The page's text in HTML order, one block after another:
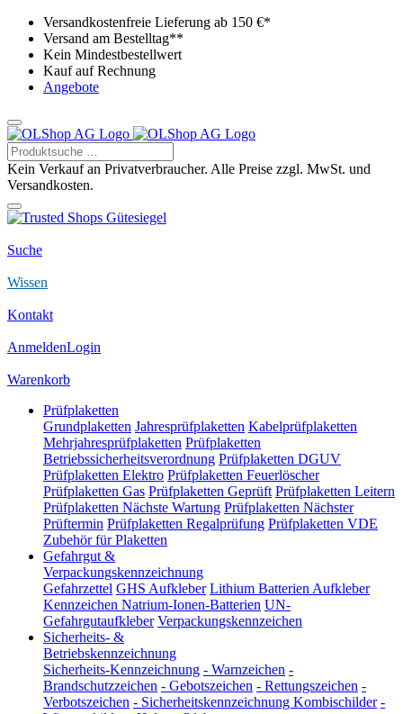
Versandkostenfreie Lieferung ab 150 €*
Versand am Bestelltag**
Kein Mindestbestellwert
Kauf auf Rechnung
Angebote
Kein Verkauf an Privatverbraucher. Alle Preise zzgl. MwSt. und
Versandkosten.
Suche
Wissen
Kontakt
AnmeldenLogin
Warenkorb
Prüfplaketten
Grundplaketten Jahresprüfplaketten Kabelprüfplaketten
Mehrjahresprüfplaketten Prüfplaketten
Betriebssicherheitsverordnung Prüfplaketten DGUV
Prüfplaketten Elektro Prüfplaketten Feuerlöscher
Prüfplaketten Gas Prüfplaketten Geprüft Prüfplaketten Leitern
Prüfplaketten Nächste Wartung Prüfplaketten Nächster
Prüftermin Prüfplaketten Regalprüfung Prüfplaketten VDE
Zubehör für Plaketten
Gefahrgut &
Verpackungskennzeichnung
Gefahrzettel GHS Aufkleber Lithium Batterien Aufkleber
Kennzeichen Natrium-Ionen-Batterien UN-
Gefahrgutaufkleber Verpackungskennzeichen
Sicherheits- &
Betriebskennzeichnung
Sicherheits-Kennzeichnung - Warnzeichen -
Brandschutzzeichen - Gebotszeichen - Rettungszeichen -
Verbotszeichen - Sicherheitskennzeichnung Kombischilder -